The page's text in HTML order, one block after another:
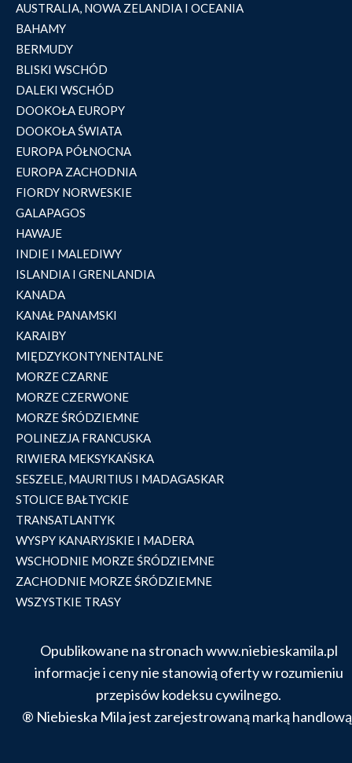
AUSTRALIA, NOWA ZELANDIA I OCEANIA
BAHAMY
BERMUDY
BLISKI WSCHÓD
DALEKI WSCHÓD
DOOKOŁA EUROPY
DOOKOŁA ŚWIATA
EUROPA PÓŁNOCNA
EUROPA ZACHODNIA
FIORDY NORWESKIE
GALAPAGOS
HAWAJE
INDIE I MALEDIWY
ISLANDIA I GRENLANDIA
KANADA
KANAŁ PANAMSKI
KARAIBY
MIĘDZYKONTYNENTALNE
MORZE CZARNE
MORZE CZERWONE
MORZE ŚRÓDZIEMNE
POLINEZJA FRANCUSKA
RIWIERA MEKSYKAŃSKA
SESZELE, MAURITIUS I MADAGASKAR
STOLICE BAŁTYCKIE
TRANSATLANTYK
WYSPY KANARYJSKIE I MADERA
WSCHODNIE MORZE ŚRÓDZIEMNE
ZACHODNIE MORZE ŚRÓDZIEMNE
WSZYSTKIE TRASY
Opublikowane na stronach www.niebieskamila.pl
informacje i ceny nie stanowią oferty w rozumieniu
przepisów kodeksu cywilnego.
® Niebieska Mila jest zarejestrowaną marką